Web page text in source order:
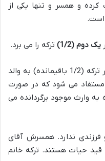
کرده و همسر و تنها یکی از
است.
یک دوم (1/2) ترکه را می برد.
تمام نیمه دیگر ترکه (1/2 باقیمانده) به والد
مستفاد می شود که در صورت
وارث موجود برگردانده می
ندارد. همسرش آقای
قید حیات هستند. ترکه خانم